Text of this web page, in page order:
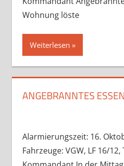
Wohnung löste
Weiterlesen
ANGEBRANNTES ESSEN
Alarmierungszeit: 16.
Fahrzeuge: VGW, LF 16/